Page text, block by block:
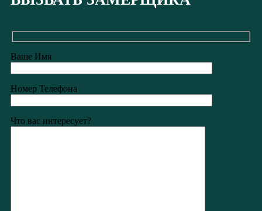
Ваше Имя
Номер Телефона
Что вас интересует?